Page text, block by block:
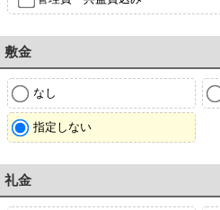
敷金
なし
指定しない
礼金